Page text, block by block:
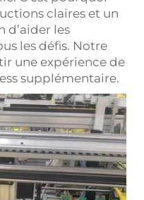
claires et un
d’aider les
les défis. Notre
une expérience de
supplémentaire.